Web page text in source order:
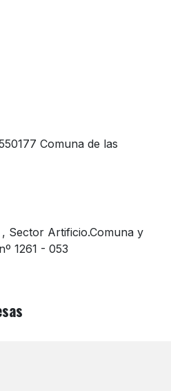
Comuna de las
Sector Artificio.Comuna y
1261 - 053